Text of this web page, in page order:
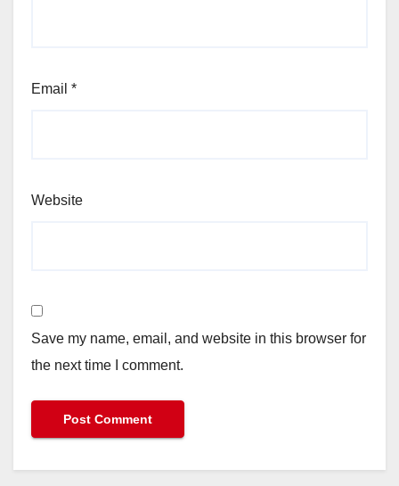
Email *
Website
Save my name, email, and website in this browser for
the next time I comment.